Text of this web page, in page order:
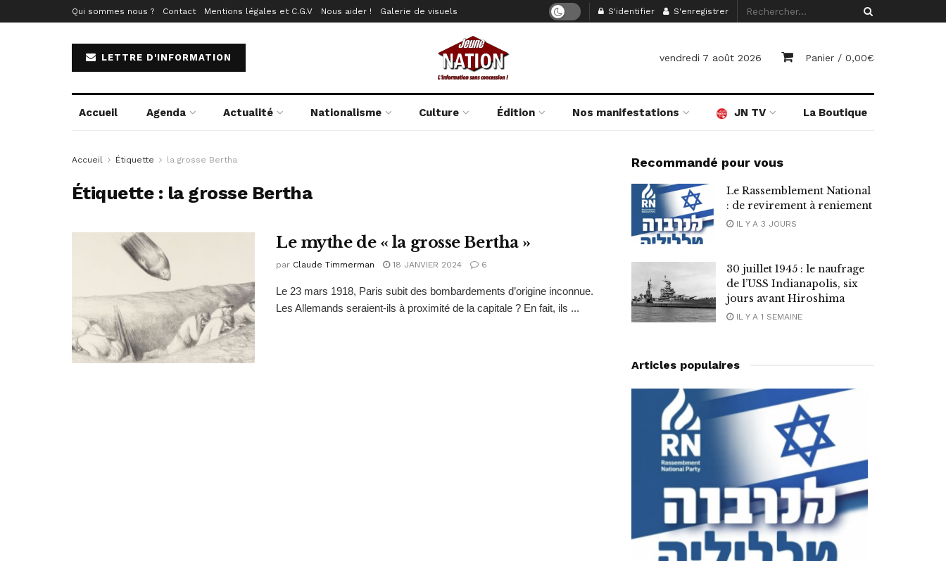
Qui sommes nous ? Contact Mentions légales et C.G.V Nous aider ! Galerie de visuels S'identifier S'enregistrer
LETTRE D'INFORMATION vendredi 7 août 2026 Panier / 0,00€
Accueil Agenda Actualité Nationalisme Culture Édition Nos manifestations JN TV La Boutique
Accueil Étiquette la grosse Bertha
Étiquette : la grosse Bertha
Le mythe de « la grosse Bertha »
par Claude Timmerman 18 JANVIER 2024 6
Le 23 mars 1918, Paris subit des bombardements d’origine inconnue.
Les Allemands seraient-ils à proximité de la capitale ? En fait, ils ...
Recommandé pour vous
Le Rassemblement National
: de revirement à reniement
IL Y A 3 JOURS
30 juillet 1945 : le naufrage
de l’USS Indianapolis, six
jours avant Hiroshima
IL Y A 1 SEMAINE
Articles populaires